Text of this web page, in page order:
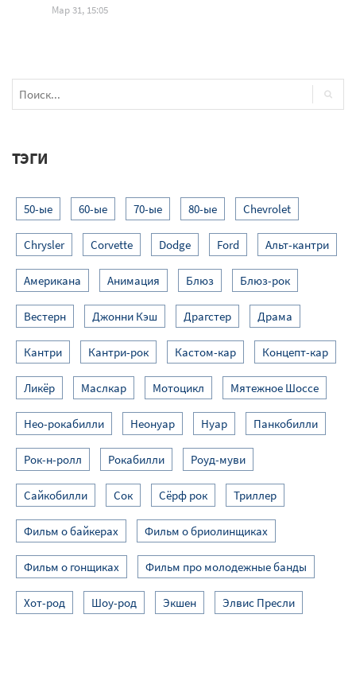
Мар 31, 15:05
ТЭГИ
50-ые 60-ые 70-ые 80-ые Chevrolet
Chrysler Corvette Dodge Ford Альт-кантри
Американа Анимация Блюз Блюз-рок
Вестерн Джонни Кэш Драгстер Драма
Кантри Кантри-рок Кастом-кар Концепт-кар
Ликёр Маслкар Мотоцикл Мятежное Шоссе
Нео-рокабилли Неонуар Нуар Панкобилли
Рок-н-ролл Рокабилли Роуд-муви
Сайкобилли Сок Сёрф рок Триллер
Фильм о байкерах Фильм о бриолинщиках
Фильм о гонщиках Фильм про молодежные банды
Хот-род Шоу-род Экшен Элвис Пресли